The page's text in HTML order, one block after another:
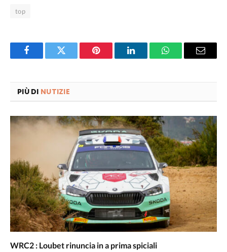
top
FacebookTwitter Pinterest LinkedInWhatsAppEmail
PIÙ DI NUTIZIE
WRC2 : Loubet rinuncia in a prima spiciali